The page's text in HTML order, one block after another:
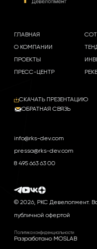
ГЛАВНАЯ
О КОМПАНИИ
ПРОЕКТЫ
ПРЕСС-ЦЕНТР
ОБРАТНАЯ СВЯЗЬ
СКАЧАТЬ ПРЕЗЕНТАЦИЮ
info@rks-dev.com
pressa@rks-dev.com
8 495 663 63 00
© 2026, РКС Девелопмент.
публичной офертой
Политика конфиденциальности
Разработано MOSLAB